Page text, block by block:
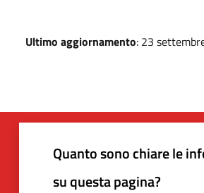
Ultimo aggiornamento: 23
Quanto sono chiare le
su questa pagina?